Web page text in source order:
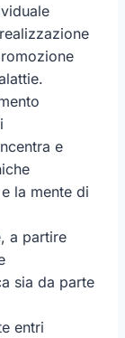
e
la mente di
a partire
sia da parte
entri